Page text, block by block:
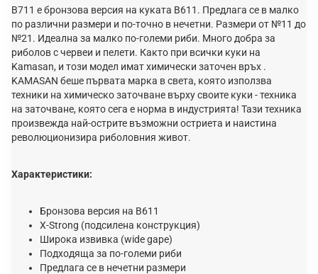
B711 е бронзова версия на куката B611. Предлага се в малко
по различни размери и по-точно в нечетни. Размери от №11 до
№21. Идеална за малко по-големи риби. Много добра за
риболов с червеи и пелети. Както при всички куки на
Kamasan, и този модел имат химически заточен връх .
KAMASAN беше първата марка в света, която използва
техники на химическо заточване върху своите куки - техника
на заточване, която сега е норма в индустрията! Тази техника
произвежда най-острите възможни остриета и наистина
революционизира риболовния живот.
Характеристики:
Бронзова версия на B611
X-Strong (подсилена конструкция)
Широка извивка (wide gape)
Подходяща за по-големи риби
Предлага се в нечетни размери